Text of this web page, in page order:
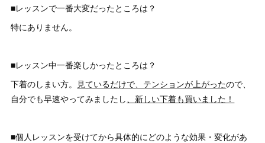
■レッスンで一番大変だったところは？
特にありません。
■レッスン中一番楽しかったところは？
下着のしまい方。 見ているだけで、テンションが上がったので、
自分でも早速やってみましたし、新しい下着も買いました！
■個人レッスンを受けてから具体的にどのような効果・変化があ